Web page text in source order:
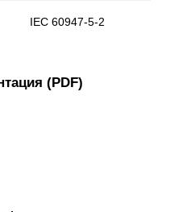
IEC 60947-5-2
(PDF)